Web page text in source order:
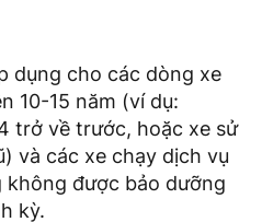
dụng cho các dòng xe
10-15 năm (ví dụ:
trở về trước, hoặc xe sử
và các xe chạy dịch vụ
được bảo dưỡng
kỳ.